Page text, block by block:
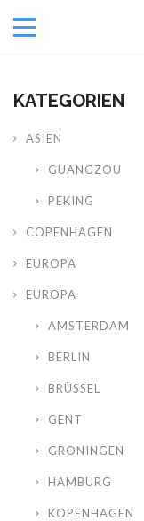
KATEGORIEN
ASIEN
GUANGZOU
PEKING
COPENHAGEN
EUROPA
EUROPA
AMSTERDAM
BERLIN
BRÜSSEL
GENT
GRONINGEN
HAMBURG
KOPENHAGEN